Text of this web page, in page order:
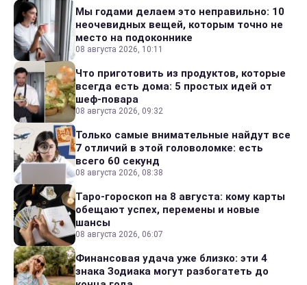
Мы годами делаем это неправильно: 10
неочевидных вещей, которым точно не
место на подоконнике
08 августа 2026, 10:11
Что приготовить из продуктов, которые
всегда есть дома: 5 простых идей от
шеф-повара
08 августа 2026, 09:32
Только самые внимательные найдут все
7 отличий в этой головоломке: есть
всего 60 секунд
08 августа 2026, 08:38
Таро-гороскоп на 8 августа: кому карты
обещают успех, перемены и новые
шансы
08 августа 2026, 06:07
Финансовая удача уже близко: эти 4
знака Зодиака могут разбогатеть до